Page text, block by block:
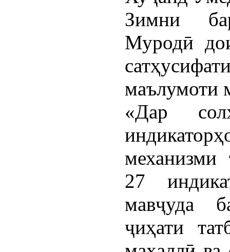
Зимни
Муродӣ
маълумоти
«Дар
механизми
27
мавҷуда
ҷиҳати